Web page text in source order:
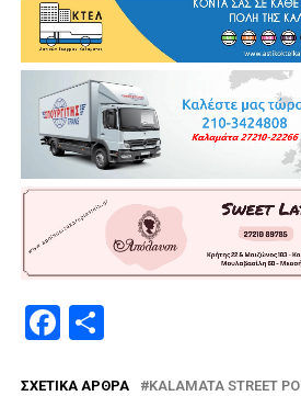
Facebook
ΣΧΕΤΙΚΆ ΆΡΘΡΑ KALAMATA STREET